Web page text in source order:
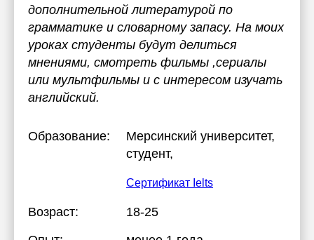
дополнительной литературой по
грамматике и словарному запасу. На моих
уроках студенты будут делиться
мнениями, смотреть фильмы ,сериалы
или мультфильмы и с интересом изучать
английский.
Образование: Мерсинский университет,
студент,
Сертификат Ielts
Возраст:
18-25